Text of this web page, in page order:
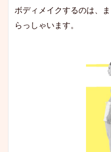
ボディメイクするのは、
らっしゃいます。